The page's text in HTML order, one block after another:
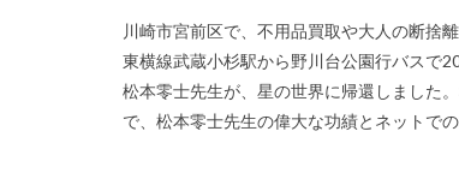
川崎市宮前区で、不用品買取や大人の断捨
東横線武蔵小杉駅から野川台公園行バスで
松本零士先生が、星の世界に帰還しました
で、松本零士先生の偉大な功績とネットで